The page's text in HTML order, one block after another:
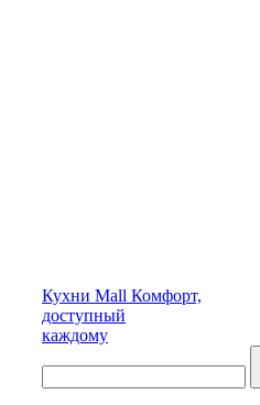
Кухни Mall Комфорт,
доступный
каждому